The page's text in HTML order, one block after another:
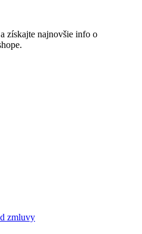
získajte najnovšie info o
zmluvy